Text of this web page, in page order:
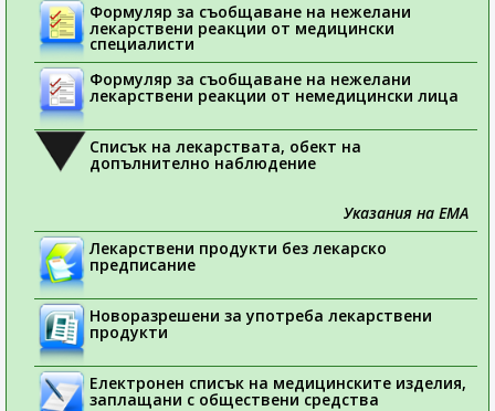
Формуляр за съобщаване на нежелани
лекарствени реакции от медицински
специалисти
Формуляр за съобщаване на нежелани
лекарствени реакции от немедицински лица
Списък на лекарствата, обект на
допълнително наблюдение
Указания на ЕМА
Лекарствени продукти без лекарско
предписание
Новоразрешени за употреба лекарствени
продукти
Електронен списък на медицинските изделия,
заплащани с обществени средства